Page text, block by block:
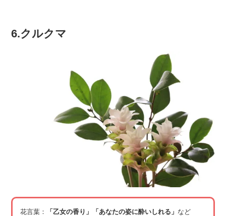
6.クルクマ
花言葉： 「乙女の香り」「あなたの姿に酔いしれる」 など